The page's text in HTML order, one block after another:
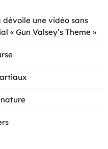
dévoile une vidéo sans
« Gun Valsey’s Theme »
nature